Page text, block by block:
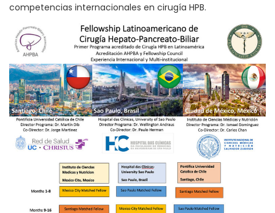
competencias internacionales en cirugía HPB.